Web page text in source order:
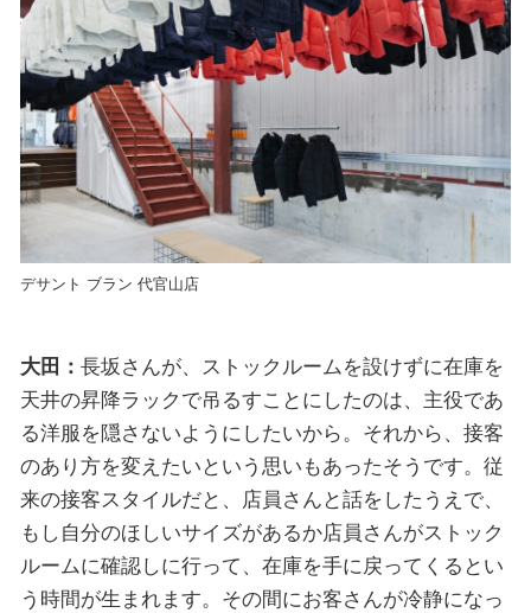
デサント ブラン 代官山店
大田： 長坂さんが、ストックルームを設けずに在庫を
天井の昇降ラックで吊るすことにしたのは、主役であ
る洋服を隠さないようにしたいから。それから、接客
のあり方を変えたいという思いもあったそうです。従
来の接客スタイルだと、店員さんと話をしたうえで、
もし自分のほしいサイズがあるか店員さんがストック
ルームに確認しに行って、在庫を手に戻ってくるとい
う時間が生まれます。その間にお客さんが冷静になっ